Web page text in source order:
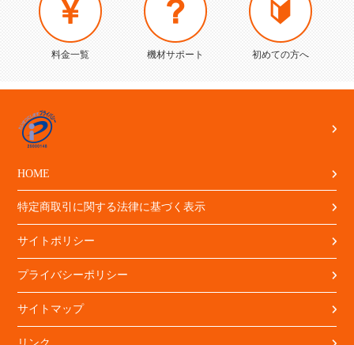
料金一覧 機材サポート 初めての方へ
HOME
特定商取引に関する法律に基づく表示
サイトポリシー
プライバシーポリシー
サイトマップ